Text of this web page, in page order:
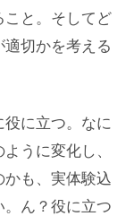
こと。そしてど
切かを考える
に立つ。なに
うに変化し、
も、実体験込
ん？役に立つ